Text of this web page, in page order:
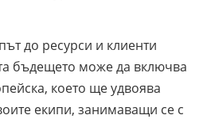
до ресурси и клиенти
бъдещето може да включва
което ще удвоява
екипи, занимаващи се с